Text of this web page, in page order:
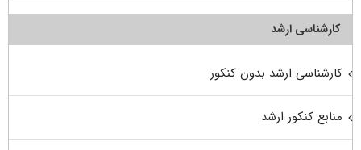
کارشناسی ارشد
کارشناسی ارشد بدون کنکور
منابع کنکور ارشد